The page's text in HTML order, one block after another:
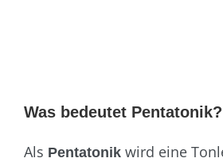
Was bedeutet Pentatonik?
Als Pentatonik wird eine